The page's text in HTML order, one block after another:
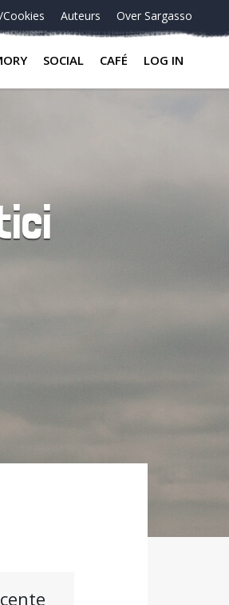
Cookies Auteurs Over Sargasso
SOCIAL CAFÉ LOG IN